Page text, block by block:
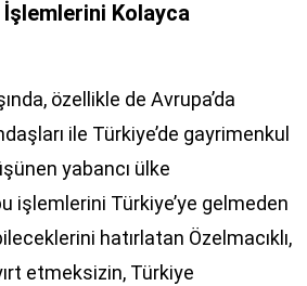
Kolayca
özellikle de Avrupa’da
ile Türkiye’de gayrimenkul
yabancı ülke
işlemlerini Türkiye’ye gelmeden
hatırlatan Özelmacıklı,
etmeksizin, Türkiye